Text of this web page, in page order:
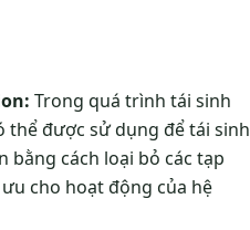
Trong quá trình tái sinh
thể được sử dụng để tái sinh
bằng cách loại bỏ các tạp
cho hoạt động của hệ